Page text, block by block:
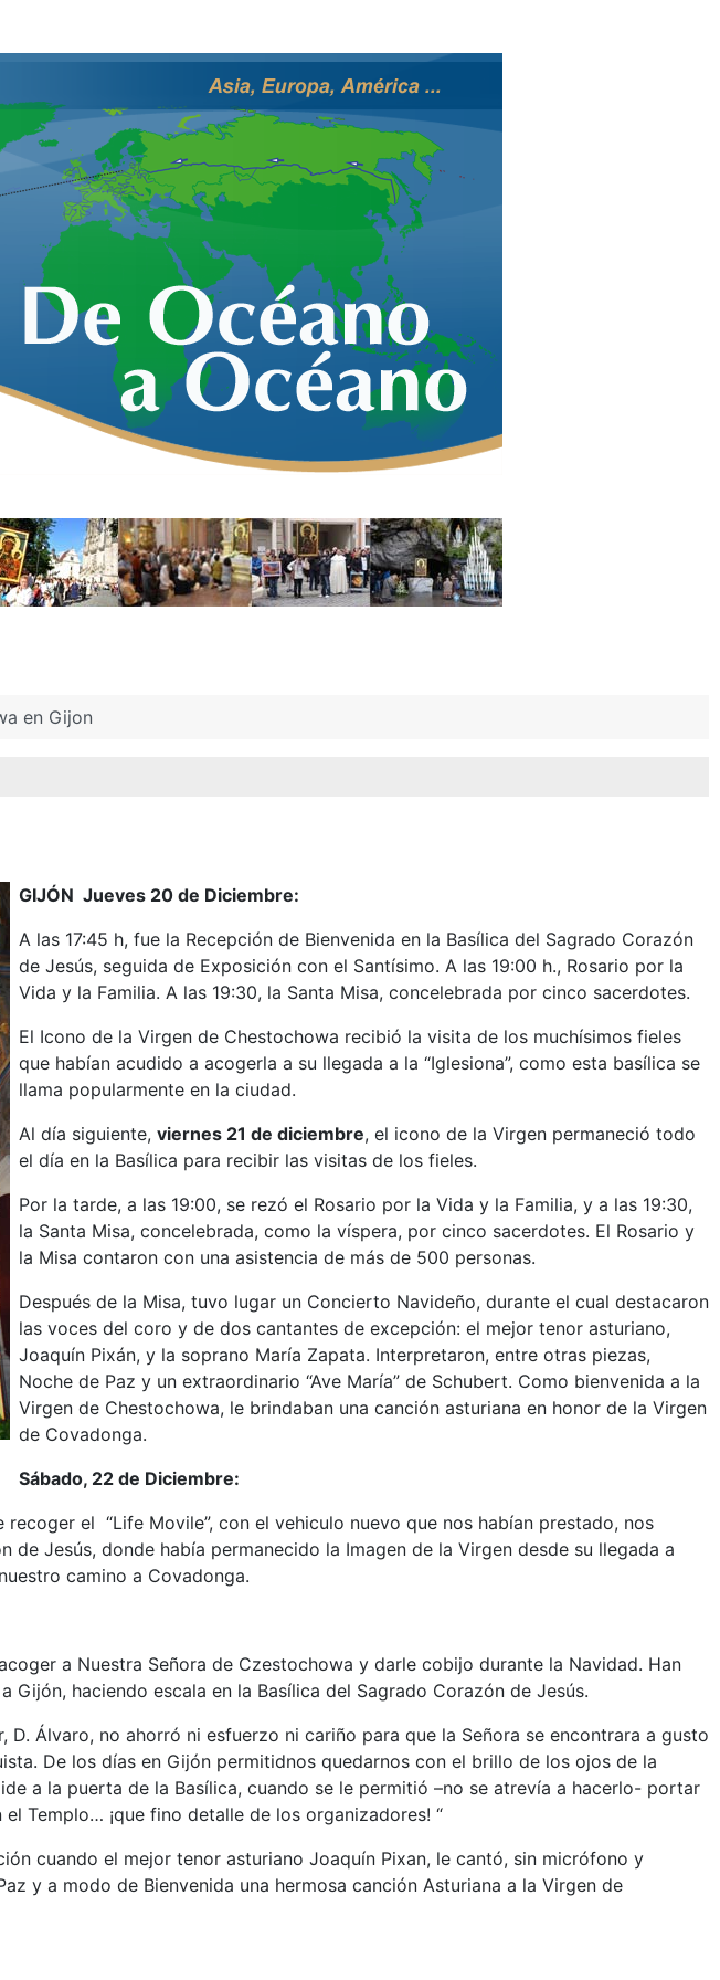
en Gijon
GIJÓN Jueves 20 de Diciembre:
A las 17:45 h, fue la Recepción de Bienvenida en la Basílica del Sagrado Corazón
de Jesús, seguida de Exposición con el Santísimo. A las 19:00 h., Rosario por la
Vida y la Familia. A las 19:30, la Santa Misa, concelebrada por cinco sacerdotes.
El Icono de la Virgen de Chestochowa recibió la visita de los muchísimos fieles
que habían acudido a acogerla a su llegada a la “Iglesiona”, como esta basílica se
llama popularmente en la ciudad.
Al día siguiente, viernes 21 de diciembre, el icono de la Virgen permaneció todo
el día en la Basílica para recibir las visitas de los fieles.
Por la tarde, a las 19:00, se rezó el Rosario por la Vida y la Familia, y a las 19:30,
la Santa Misa, concelebrada, como la víspera, por cinco sacerdotes. El Rosario y
la Misa contaron con una asistencia de más de 500 personas.
Después de la Misa, tuvo lugar un Concierto Navideño, durante el cual destacaron
las voces del coro y de dos cantantes de excepción: el mejor tenor asturiano,
Joaquín Pixán, y la soprano María Zapata. Interpretaron, entre otras piezas,
Noche de Paz y un extraordinario “Ave María” de Schubert. Como bienvenida a la
Virgen de Chestochowa, le brindaban una canción asturiana en honor de la Virgen
de Covadonga.
Sábado, 22 de Diciembre:
el “Life Movile”, con el vehiculo nuevo que nos habían prestado, nos
de Jesús, donde había permanecido la Imagen de la Virgen desde su llegada a
camino a Covadonga.
a Nuestra Señora de Czestochowa y darle cobijo durante la Navidad. Han
Gijón, haciendo escala en la Basílica del Sagrado Corazón de Jesús.
D. Álvaro, no ahorró ni esfuerzo ni cariño para que la Señora se encontrara a gusto
De los días en Gijón permitidnos quedarnos con el brillo de los ojos de la
a la puerta de la Basílica, cuando se le permitió –no se atrevía a hacerlo- portar
Templo… ¡que fino detalle de los organizadores! “
cuando el mejor tenor asturiano Joaquín Pixan, le cantó, sin micrófono y
y a modo de Bienvenida una hermosa canción Asturiana a la Virgen de